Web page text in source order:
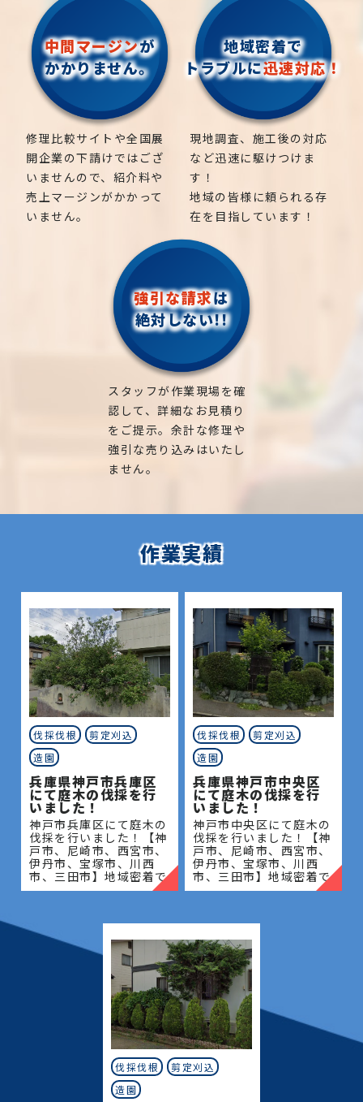
中間マージンが
かかりません。
修理比較サイトや全国展
開企業の下請けではござ
いませんので、紹介料や
売上マージンがかかって
いません。
地域密着で
トラブルに迅速対応！
現地調査、施工後の対応
など迅速に駆けつけま
す！
地域の皆様に頼られる存
在を目指しています！
強引な請求は
絶対しない!!
スタッフが作業現場を確
認して、詳細なお見積り
をご提示。余計な修理や
強引な売り込みはいたし
ません。
作業実績
伐採伐根
剪定刈込
造園
兵庫県神戸市兵庫区
にて庭木の伐採を行
いました！
神戸市兵庫区にて庭木の
伐採を行いました！【神
戸市、尼崎市、西宮市、
伊丹市、宝塚市、川西
市、三田市】地域密着で
伐採・抜根・剪定・草刈
当社にご相談ください！
当社
伐採伐根
剪定刈込
造園
兵庫県神戸市中央区
にて庭木の伐採を行
いました！
神戸市中央区にて庭木の
伐採を行いました！【神
戸市、尼崎市、西宮市、
伊丹市、宝塚市、川西
市、三田市】地域密着で
伐採・抜根・剪定・草刈
当社にご相談ください！
当社
伐採伐根
剪定刈込
造園